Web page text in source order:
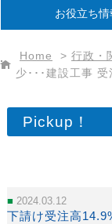
お役立ち情
Home > 行政・
少･･･建設工事 受
Pickup！
2024.03.12
下請け受注高